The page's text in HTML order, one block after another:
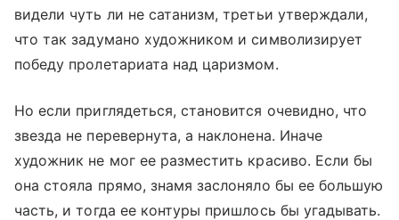
видели чуть ли не сатанизм, третьи утверждали,
что так задумано художником и символизирует
победу пролетариата над царизмом.
Но если приглядеться, становится очевидно, что
звезда не перевернута, а наклонена. Иначе
художник не мог ее разместить красиво. Если бы
она стояла прямо, знамя заслоняло бы ее большую
часть, и тогда ее контуры пришлось бы угадывать.